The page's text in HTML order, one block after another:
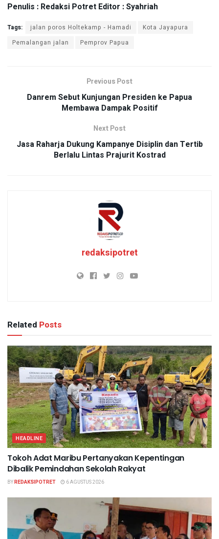
Penulis : Redaksi Potret Editor : Syahriah
Tags: jalan poros Holtekamp - Hamadi
Kota Jayapura
Pemalangan jalan
Pemprov Papua
Previous Post
Danrem Sebut Kunjungan Presiden ke Papua
Membawa Dampak Positif
Next Post
Jasa Raharja Dukung Kampanye Disiplin dan Tertib
Berlalu Lintas Prajurit Kostrad
redaksipotret
Related Posts
HEADLINE
Tokoh Adat Maribu Pertanyakan Kepentingan
Dibalik Pemindahan Sekolah Rakyat
BYREDAKSIPOTRET 6 AGUSTUS 2026